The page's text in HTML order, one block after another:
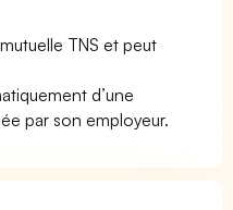
TNS et peut
d’une
par son employeur.